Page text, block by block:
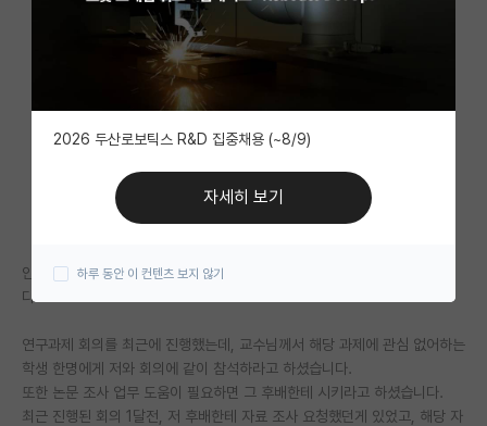
베스트 게시판
IF 명예의전당
자유 게시판(아무개랩)
미국 유학 게시판
미국 대학원 합격 후기 게시판
대학원 합격 후기 게시판
석박사 채용 정보 게시판
임용 정보 게시판
안녕하세요, 최근 있었던 일인데 이해가 안되는 일이 있어서 글 작성해봅니
다.
연구과제 회의를 최근에 진행했는데, 교수님께서 해당 과제에 관심 없어하는
학생 한명에게 저와 회의에 같이 참석하라고 하셨습니다.
또한 논문 조사 업무 도움이 필요하면 그 후배한테 시키라고 하셨습니다.
최근 진행된 회의 1달전, 저 후배한테 자료 조사 요청했던게 있었고, 해당 자
2026 두산로보틱스 R&D 집중채용 (~8/9)
자세히 보기
하루 동안 이 컨텐츠 보지 않기